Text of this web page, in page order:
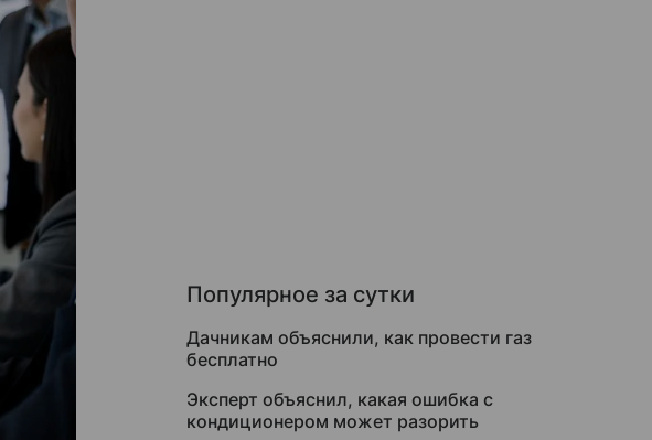
Популярное за сутки
Дачникам объяснили, как провести газ
бесплатно
Эксперт объяснил, какая ошибка с
кондиционером может разорить